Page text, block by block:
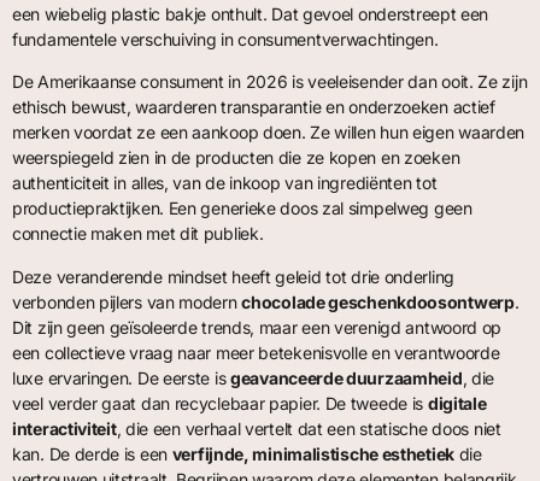
een wiebelig plastic bakje onthult. Dat gevoel onderstreept een
fundamentele verschuiving in consumentverwachtingen.
De Amerikaanse consument in 2026 is veeleisender dan ooit. Ze zijn
ethisch bewust, waarderen transparantie en onderzoeken actief
merken voordat ze een aankoop doen. Ze willen hun eigen waarden
weerspiegeld zien in de producten die ze kopen en zoeken
authenticiteit in alles, van de inkoop van ingrediënten tot
productiepraktijken. Een generieke doos zal simpelweg geen
connectie maken met dit publiek.
Deze veranderende mindset heeft geleid tot drie onderling
verbonden pijlers van modernchocolade geschenkdoosontwerp.
Dit zijn geen geïsoleerde trends, maar een verenigd antwoord op
een collectieve vraag naar meer betekenisvolle en verantwoorde
luxe ervaringen. De eerste isgeavanceerde duurzaamheid, die
veel verder gaat dan recyclebaar papier. De tweede is digitale
interactiviteit, die een verhaal vertelt dat een statische doos niet
kan. De derde is een verfijnde, minimalistische esthetiekdie